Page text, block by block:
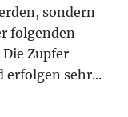
sondern
folgenden
Zupfer
erfolgen sehr...